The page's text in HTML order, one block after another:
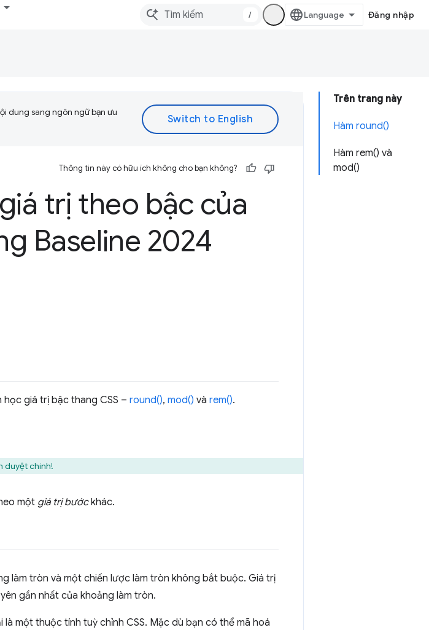
/ Đăng nhập
Trên trang này
Hàm round()
Hàm rem() và
mod()
dung sang ngôn ngữ bạn ưu
Thông tin này có hữu ích không cho bạn không?
trị theo bậc của
Baseline 2024
giá trị bậc thang CSS – round(), mod() và rem().
duyệt chính!
một giá trị bướckhác.
làm tròn và một chiến lược làm tròn không bắt buộc. Giá trị
gần nhất của khoảng làm tròn.
một thuộc tính tuỳ chỉnh CSS. Mặc dù bạn có thể mã hoá